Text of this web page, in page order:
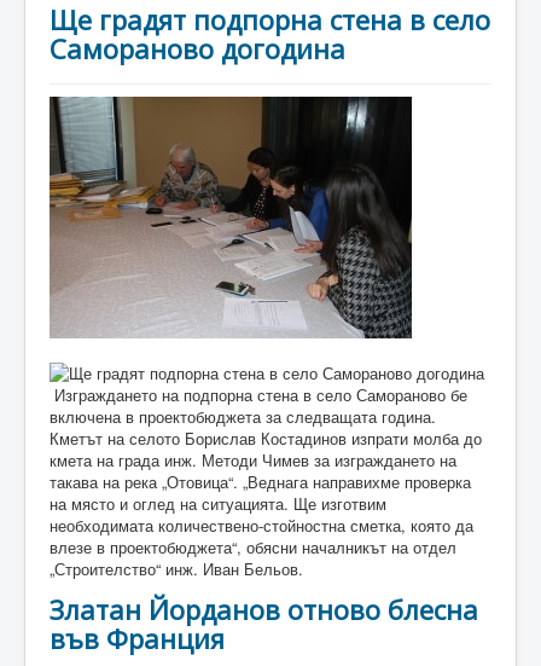
Ще градят подпорна стена в село
Самораново догодина
Изграждането на подпорна стена в село Самораново бе
включена в проектобюджета за следващата година.
Кметът на селото Борислав Костадинов изпрати молба до
кмета на града инж. Методи Чимев за изграждането на
такава на река „Отовица“. „Веднага направихме проверка
на място и оглед на ситуацията. Ще изготвим
необходимата количествено-стойностна сметка, която да
влезе в проектобюджета“, обясни началникът на отдел
„Строителство“ инж. Иван Бельов.
Златан Йорданов отново блесна
във Франция